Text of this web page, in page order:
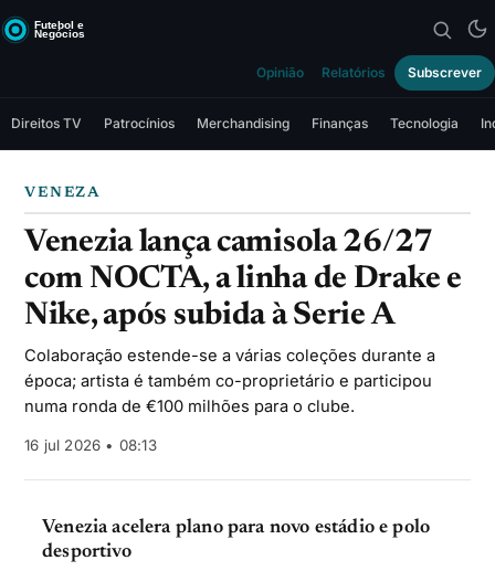
Opinião Relatórios Subscrever
Direitos TV Patrocínios Merchandising Finanças Tecnologia
VENEZA
Venezia lança camisola 26/27
com NOCTA, a linha de Drake e
Nike, após subida à Serie A
Colaboração estende-se a várias coleções durante a
época; artista é também co-proprietário e participou
numa ronda de €100 milhões para o clube.
16 jul 2026 • 08:13
Venezia acelera plano para novo estádio e polo
desportivo